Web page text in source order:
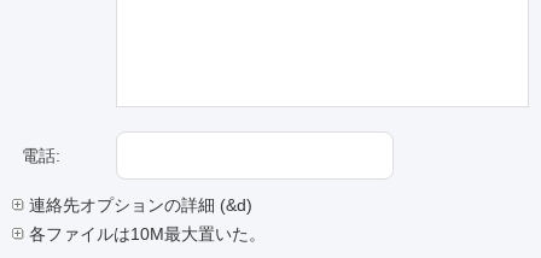
電話:
連絡先オプションの詳細 (&d)
各ファイルは10M最大置いた。